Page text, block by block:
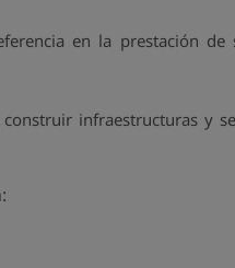
en la prestación
construir infraestructuras y